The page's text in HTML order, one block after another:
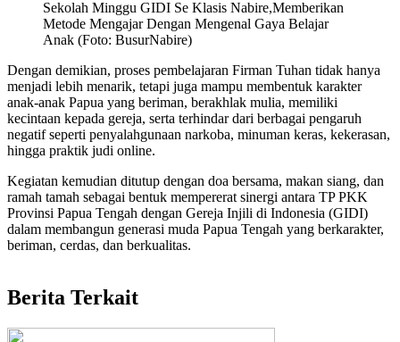
Dengan demikian, proses pembelajaran Firman Tuhan tidak hanya
menjadi lebih menarik, tetapi juga mampu membentuk karakter
anak-anak Papua yang beriman, berakhlak mulia, memiliki
kecintaan kepada gereja, serta terhindar dari berbagai pengaruh
negatif seperti penyalahgunaan narkoba, minuman keras, kekerasan,
hingga praktik judi online.
Kegiatan kemudian ditutup dengan doa bersama, makan siang, dan
ramah tamah sebagai bentuk mempererat sinergi antara TP PKK
Provinsi Papua Tengah dengan Gereja Injili di Indonesia (GIDI)
dalam membangun generasi muda Papua Tengah yang berkarakter,
beriman, cerdas, dan berkualitas.
Berita Terkait